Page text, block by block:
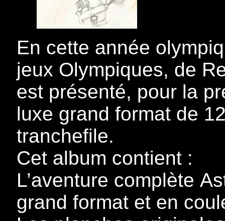
En cette année
jeux Olympiques, de
est présenté, pour la
luxe grand format de
tranchefile.
Cet album contient :
L’aventure complète
grand format et en